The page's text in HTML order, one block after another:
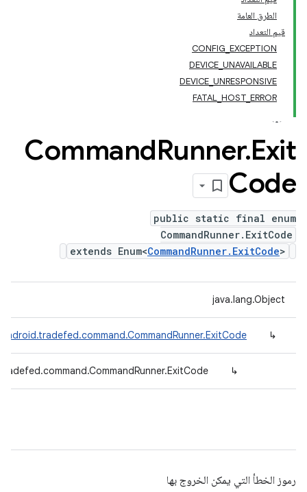
الطرق العامة
قيم التعداد
CONFIG_EXCEPTION
DEVICE_UNAVAILABLE
DEVICE_UNRESPONSIVE
FATAL_HOST_ERROR
CommandRunner.Exit
Code
public static final enum
CommandRunner.ExitCode
extends Enum<CommandRunner.ExitCode>
java.lang.Object
↳
↳
رموز الخطأ التي يمكن الخروج بها